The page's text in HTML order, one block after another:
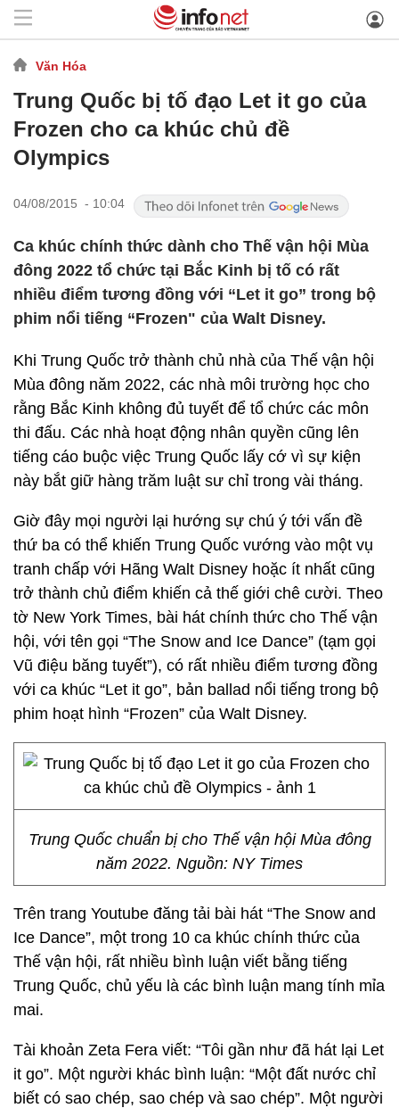
Văn Hóa
Trung Quốc bị tố đạo Let it go của
Frozen cho ca khúc chủ đề
Olympics
04/08/2015 - 10:04
Ca khúc chính thức dành cho Thế vận hội Mùa
đông 2022 tổ chức tại Bắc Kinh bị tố có rất
nhiều điểm tương đồng với “Let it go” trong bộ
phim nổi tiếng “Frozen" của Walt Disney.
Khi Trung Quốc trở thành chủ nhà của Thế vận hội
Mùa đông năm 2022, các nhà môi trường học cho
rằng Bắc Kinh không đủ tuyết để tổ chức các môn
thi đấu. Các nhà hoạt động nhân quyền cũng lên
tiếng cáo buộc việc Trung Quốc lấy cớ vì sự kiện
này bắt giữ hàng trăm luật sư chỉ trong vài tháng.
Giờ đây mọi người lại hướng sự chú ý tới vấn đề
thứ ba có thể khiến Trung Quốc vướng vào một vụ
tranh chấp với Hãng Walt Disney hoặc ít nhất cũng
trở thành chủ điểm khiến cả thế giới chê cười. Theo
tờ New York Times, bài hát chính thức cho Thế vận
hội, với tên gọi “The Snow and Ice Dance” (tạm gọi
Vũ điệu băng tuyết”), có rất nhiều điểm tương đồng
với ca khúc “Let it go”, bản ballad nổi tiếng trong bộ
phim hoạt hình “Frozen” của Walt Disney.
Trung Quốc chuẩn bị cho Thế vận hội Mùa đông
năm 2022. Nguồn: NY Times
Trên trang Youtube đăng tải bài hát “The Snow and
Ice Dance”, một trong 10 ca khúc chính thức của
Thế vận hội, rất nhiều bình luận viết bằng tiếng
Trung Quốc, chủ yếu là các bình luận mang tính mỉa
mai.
Tài khoản Zeta Fera viết: “Tôi gần như đã hát lại Let
it go”. Một người khác bình luận: “Một đất nước chỉ
biết có sao chép, sao chép và sao chép”. Một người